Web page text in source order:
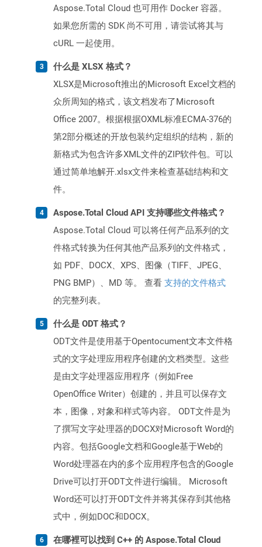
Aspose.Total Cloud 也可用作 Docker 容器。
如果您所需的 SDK 尚不可用，请尝试将其与
cURL 一起使用。
什么是 XLSX 格式？
XLSX是Microsoft推出的Microsoft Excel文档的
众所周知的格式，该文档发布了Microsoft
Office 2007。根据根据OXML标准ECMA-376的
第2部分概述的开放包装约定组织的结构，新的
新格式为包含许多XML文件的ZIP软件包。可以
通过简单地解开.xlsx文件来检查基础结构和文
件。
Aspose.Total Cloud API 支持哪些文件格式？
Aspose.Total Cloud 可以将任何产品系列的文
件格式转换为任何其他产品系列的文件格式，
如 PDF、DOCX、XPS、图像（TIFF、JPEG、
PNG BMP）、MD 等。 查看 支持的文件格式
的完整列表。
什么是 ODT 格式？
ODT文件是使用基于Opentocument文本文件格
式的文字处理应用程序创建的文档类型。这些
是由文字处理器应用程序（例如Free
OpenOffice Writer）创建的，并且可以保存文
本，图像，对象和样式等内容。 ODT文件是为
了撰写文字处理器的DOCX对Microsoft Word的
内容。包括Google文档和Google基于Web的
Word处理器在内的多个应用程序包含的Google
Drive可以打开ODT文件进行编辑。 Microsoft
Word还可以打开ODT文件并将其保存到其他格
式中，例如DOC和DOCX。
在哪裡可以找到 C++ 的 Aspose.Total Cloud